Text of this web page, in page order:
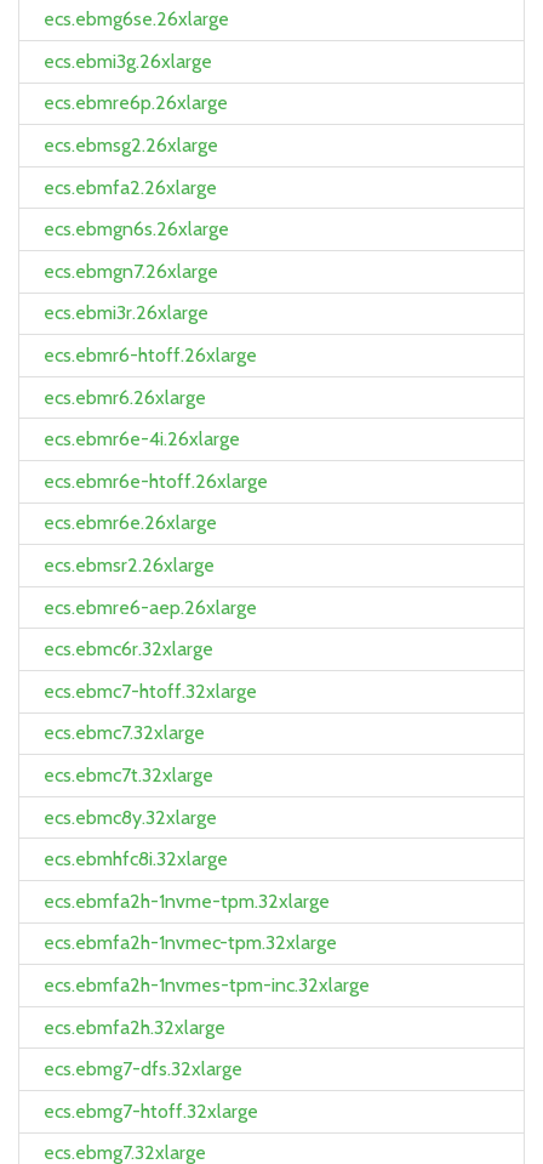
ecs.ebmg6se.26xlarge
ecs.ebmi3g.26xlarge
ecs.ebmre6p.26xlarge
ecs.ebmsg2.26xlarge
ecs.ebmfa2.26xlarge
ecs.ebmgn6s.26xlarge
ecs.ebmgn7.26xlarge
ecs.ebmi3r.26xlarge
ecs.ebmr6-htoff.26xlarge
ecs.ebmr6.26xlarge
ecs.ebmr6e-4i.26xlarge
ecs.ebmr6e-htoff.26xlarge
ecs.ebmr6e.26xlarge
ecs.ebmsr2.26xlarge
ecs.ebmre6-aep.26xlarge
ecs.ebmc6r.32xlarge
ecs.ebmc7-htoff.32xlarge
ecs.ebmc7.32xlarge
ecs.ebmc7t.32xlarge
ecs.ebmc8y.32xlarge
ecs.ebmhfc8i.32xlarge
ecs.ebmfa2h-1nvme-tpm.32xlarge
ecs.ebmfa2h-1nvmec-tpm.32xlarge
ecs.ebmfa2h-1nvmes-tpm-inc.32xlarge
ecs.ebmfa2h.32xlarge
ecs.ebmg7-dfs.32xlarge
ecs.ebmg7-htoff.32xlarge
ecs.ebmg7.32xlarge